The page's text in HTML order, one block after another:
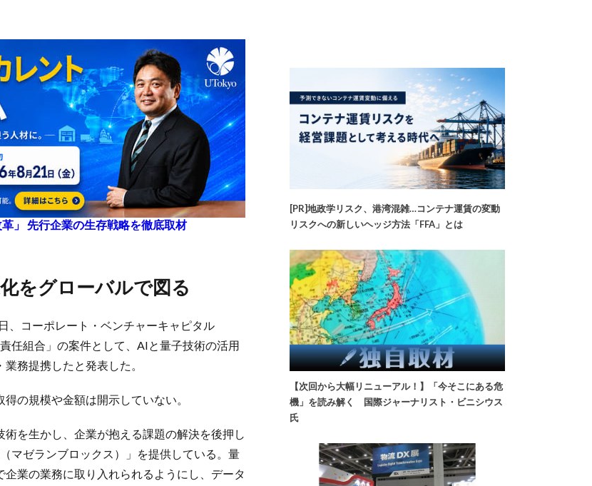
」 先行企業の生存戦略を徹底取材
化をグローバルで図る
、コーポレート・ベンチャーキャピタル
任組合」の案件として、AIと量子技術の活用
務提携したと発表した。
の規模や金額は開示していない。
を生かし、企業が抱える課題の解決を後押し
マゼランブロックス）」を提供している。量
業の業務に取り入れられるようにし、データ
[PR]地政学リスク、港湾混雑…コンテナ運賃の変動
リスクへの新しいヘッジ方法「FFA」とは
【次回から大幅リニューアル！】「今そこにある危
機」を読み解く 国際ジャーナリスト・ビニシウス
氏